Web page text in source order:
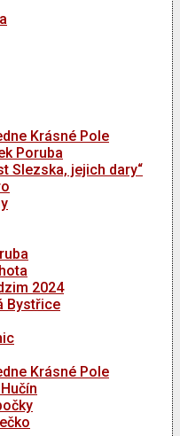
Krásné Pole
Poruba
Slezska, jejich dary“
2024
Bystřice
Krásné Pole